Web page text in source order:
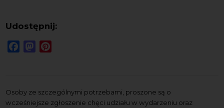
Udostępnij:
FacebookMastodon
Osoby ze szczególnymi potrzebami, proszone są o
wcześniejsze zgłoszenie chęci udziału w wydarzeniu oraz